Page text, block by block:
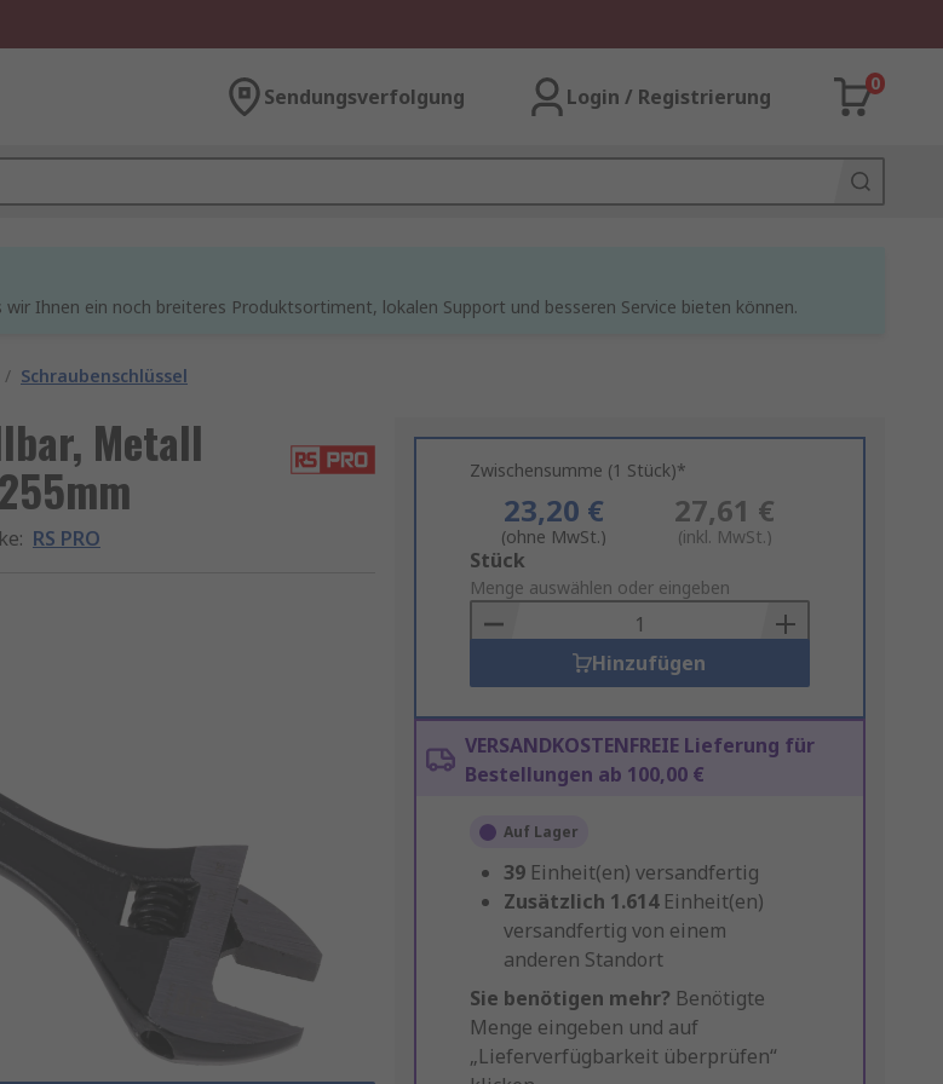
Sendungsverfolgung Login / Registrierung
0
Ihnen ein noch breiteres Produktsortiment, lokalen Support und besseren Service bieten können.
/ Schraubenschlüssel
Metall
: RS PRO
Zwischensumme (1 Stück)*
23,20 €
(ohne MwSt.)
27,61 €
(inkl. MwSt.)
Add
to
Basket
Stück
Menge auswählen oder eingeben
Hinzufügen
VERSANDKOSTENFREIE Lieferung für
Bestellungen ab 100,00 €
Auf Lager
39 Einheit(en) versandfertig
Zusätzlich 1.614 Einheit(en)
versandfertig von einem
anderen Standort
Sie benötigen mehr? Benötigte
Menge eingeben und auf
„Lieferverfügbarkeit überprüfen“